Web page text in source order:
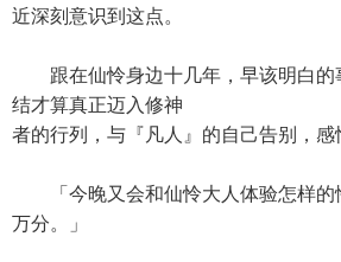
近深刻意识到这点。
跟在仙怜身边十几年，早该明白的
结才算真正迈入修神
者的行列，与『凡人』的自己告别，感
「今晚又会和仙怜大人体验怎样
万分。」